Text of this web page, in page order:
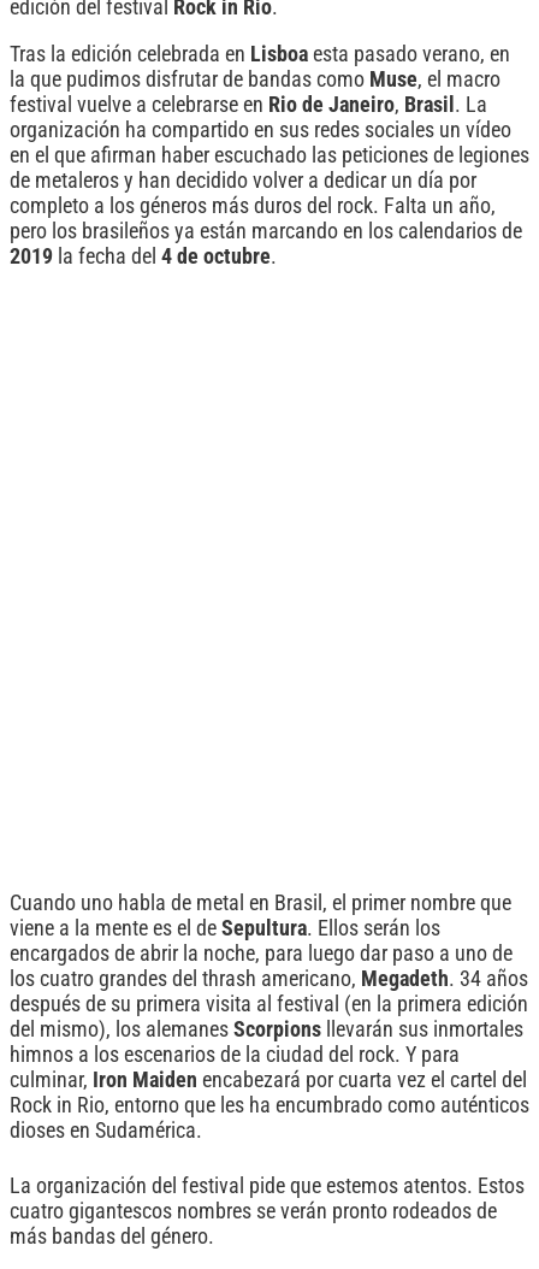
edición del festival Rock in Rio.
Tras la edición celebrada en Lisboa esta pasado verano, en
la que pudimos disfrutar de bandas como Muse, el macro
festival vuelve a celebrarse en Rio de Janeiro, Brasil . La
organización ha compartido en sus redes sociales un vídeo
en el que afirman haber escuchado las peticiones de legiones
de metaleros y han decidido volver a dedicar un día por
completo a los géneros más duros del rock. Falta un año,
pero los brasileños ya están marcando en los calendarios de
2019 la fecha del 4 de octubre.
Cuando uno habla de metal en Brasil, el primer nombre que
viene a la mente es el de Sepultura. Ellos serán los
encargados de abrir la noche, para luego dar paso a uno de
los cuatro grandes del thrash americano, Megadeth. 34 años
después de su primera visita al festival (en la primera edición
del mismo), los alemanes Scorpions llevarán sus inmortales
himnos a los escenarios de la ciudad del rock. Y para
culminar, Iron Maiden encabezará por cuarta vez el cartel del
Rock in Rio, entorno que les ha encumbrado como auténticos
dioses en Sudamérica.
La organización del festival pide que estemos atentos. Estos
cuatro gigantescos nombres se verán pronto rodeados de
más bandas del género.